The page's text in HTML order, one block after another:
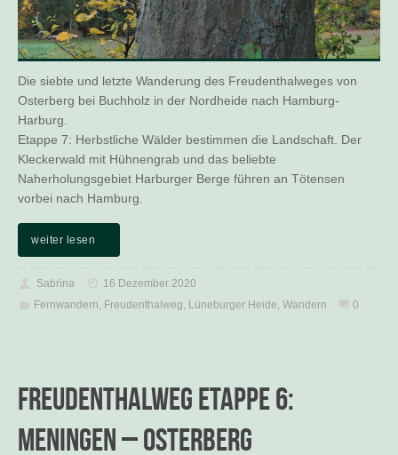
Die siebte und letzte Wanderung des Freudenthalweges von
Osterberg bei Buchholz in der Nordheide nach Hamburg-
Harburg.
Etappe 7: Herbstliche Wälder bestimmen die Landschaft. Der
Kleckerwald mit Hühnengrab und das beliebte
Naherholungsgebiet Harburger Berge führen an Tötensen
vorbei nach Hamburg.
weiter lesen
Sabrina
16 Dezember 2020
Fernwandern, Freudenthalweg, Lüneburger Heide, Wandern 0
Freudenthalweg Etappe 6:
Meningen – Osterberg